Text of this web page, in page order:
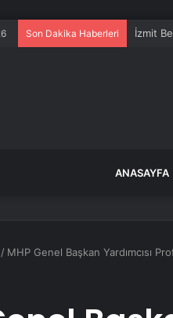
Son Dakika Haberleri
ANASAYFA
/ MHP Genel Başkan Yardımcısı